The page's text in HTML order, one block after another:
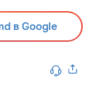
в Google